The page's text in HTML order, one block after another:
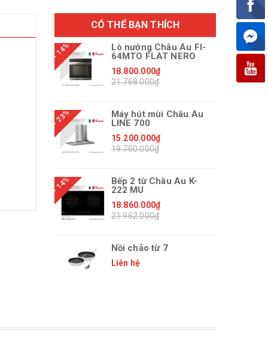
CÓ THỂ BẠN THÍCH
- 14%
Lò nướng Châu Âu FI-
64MTO FLAT NERO
18.800.000₫
21.768.000₫
- 23%
Máy hút mùi Châu Âu
LINE 700
15.200.000₫
19.700.000₫
- 14%
Bếp 2 từ Châu Âu K-
222 MU
18.860.000₫
21.962.000₫
Nồi chảo từ 7
Liên hệ